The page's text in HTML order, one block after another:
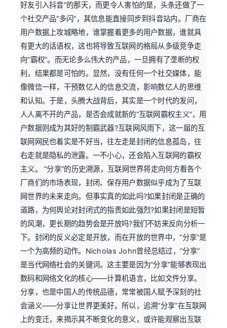
好友引入抖音”的那天，而更令人害怕的是，头条还做了一
个社交产品“多闪”，其信息能直接同步到抖音站内。厂商在
用户数据上攻城略地，谁掌握着更多的用户数据，谁就具
有更大的话语权，这也将导致互联网的格局从多级竞争走
向“霸权”。而无论多么伟大的产品，一旦拥有了垄断的权
利，结果都是可怕的。显然，没有任何一个社交媒体，能
像微信一样，干预数亿人的信息交流，影响数亿人的思维
和认知。于是，头腾大战背后，其实是一个时代的发问，
人人离不开的产品，是否会成就新的“互联网霸权主义”，用
户数据则成为其好的制霸武器?互联网风雨下，这一届的互
联网网民也着实是不好当，往左走是封闭的信息孤岛，往
右走就是隐私的泄露。一不小心，还会陷入互联网的霸权
主义。 “分享”的历史溯源，互联网世界将走向何方看各个
厂商们的市场表现，封闭、保存用户数据似乎成为了互联
网世界的未来走向。但事实真的如此吗?如果封闭是正确的
道路，为何舆论对封闭式的指责如此强烈?如果封闭是短暂
的风潮，更长期的趋势会是开放吗?我们不妨来反向分析一
下。封闭的反义必定是开放，而在开放的世界中，“分享”是
一个为高频的动作。Nicholas John曾经总结过，“分享”
是当代网络社会的关键词。这主要是因为“分享”能够表现出
数码和网络文化的核心——计算机语言，比如文件分享。
分享，也是中国人的传统品德，常常被国人赋予深刻的社
会涵义——分享让世界更美好。所以，追溯“分享”在互联网
上的变迁，来揭示其不断变化的意义，或许能观察出互联